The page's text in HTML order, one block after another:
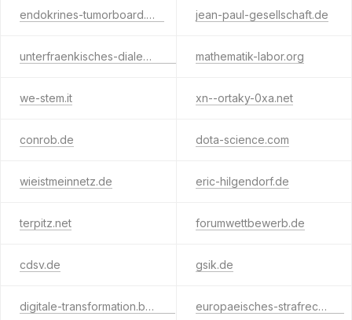
endokrines-tumorboard.org jean-paul-gesellschaft.de
unterfraenkisches-dialektinstitut.de mathematik-labor.org
we-stem.it xn--ortaky-0xa.net
conrob.de dota-science.com
wieistmeinnetz.de eric-hilgendorf.de
terpitz.net forumwettbewerb.de
cdsv.de gsik.de
digitale-transformation.bayern europaeisches-strafrecht.de